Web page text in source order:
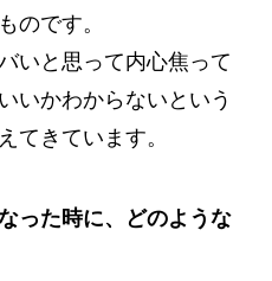
のです。
いと思って内心焦って
いかわからないという
てきています。
った時に、どのような